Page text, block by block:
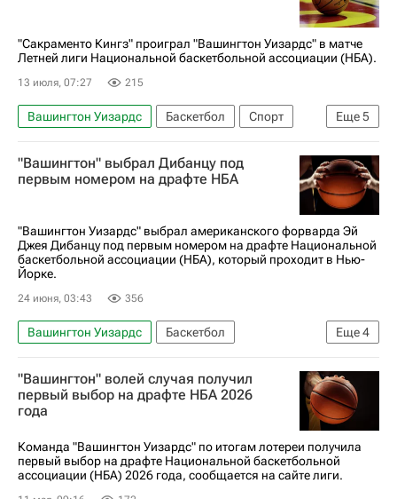
"Сакраменто Кингз" проиграл "Вашингтон Уизардс" в матче
Летней лиги Национальной баскетбольной ассоциации (НБА).
13 июля, 07:27 215
Еще5
Вашингтон Уизардс Баскетбол
Спорт
Лас-Вегас
Пуэрто-Рико
Сакраменто Кингз
Оклахома-Сити Тандер
"Вашингтон" выбрал Дибанцу под
первым номером на драфте НБА
"Вашингтон Уизардс" выбрал американского форварда Эй
Джея Дибанцу под первым номером на драфте Национальной
баскетбольной ассоциации (НБА), который проходит в Нью-
Йорке.
24 июня, 03:43 356
Еще4
Вашингтон Уизардс
Баскетбол
Нью-Йорк (город)
Юта Джаз
Университет Бригама Янга
НБА
"Вашингтон" волей случая получил
первый выбор на драфте НБА 2026
года
Команда "Вашингтон Уизардс" по итогам лотереи получила
первый выбор на драфте Национальной баскетбольной
ассоциации (НБА) 2026 года, сообщается на сайте лиги.